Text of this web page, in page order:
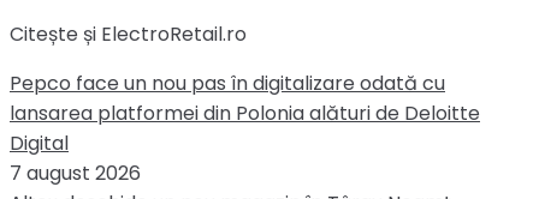
Citește și ElectroRetail.ro
Pepco face un nou pas în digitalizare odată cu
lansarea platformei din Polonia alături de Deloitte
Digital
7 august 2026